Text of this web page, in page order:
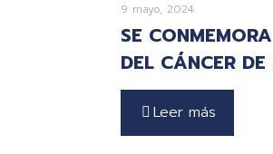
9 mayo, 2024
SE
DEL CÁNCER
Leer más